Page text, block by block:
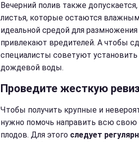
Вечерний полив также
листья, которые остаются
идеальной средой для
привлекают вредителей. А чтобы
специалисты советуют
дождевой воды.
Проведите жесткую
Чтобы получить крупные и
нужно помочь направить всю
плодов. Для этого следует